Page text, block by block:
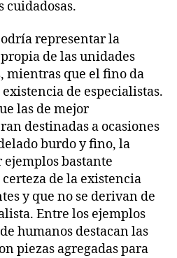
cuidadosas.
representar la
de las unidades
mientras que el fino da
de especialistas.
las de mejor
destinadas a ocasiones
burdo y fino, la
bastante
de la existencia
y que no se derivan de
Entre los ejemplos
humanos destacan las
piezas agregadas para